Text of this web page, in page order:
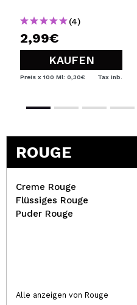
(4)
2,99€
KAUFEN
Preis x 100 Ml: 0,30€ Tax Inb.
ROUGE
Creme Rouge
Flüssiges Rouge
Puder Rouge
Alle anzeigen von Rouge